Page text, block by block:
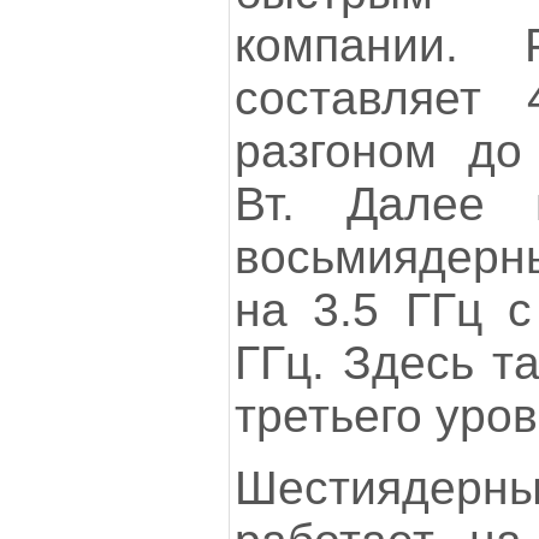
компании.
разгоном
Вт. Далее
на 3.5 ГГц с
ГГц. Здесь
третьего